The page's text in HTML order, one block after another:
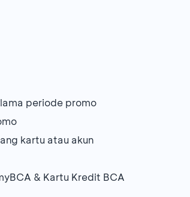
periode promo
kartu atau akun
& Kartu Kredit BCA